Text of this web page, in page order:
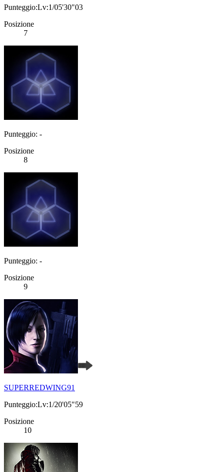
Punteggio:Lv:1/05'30"03
Posizione
7
Punteggio: -
Posizione
8
Punteggio: -
Posizione
9
SUPERREDWING91
Punteggio:Lv:1/20'05"59
Posizione
10